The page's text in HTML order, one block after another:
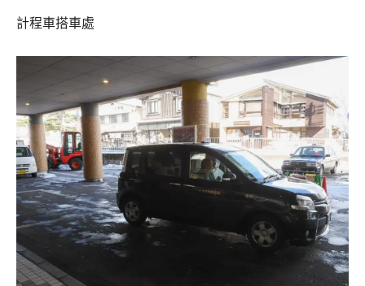
計程車搭車處